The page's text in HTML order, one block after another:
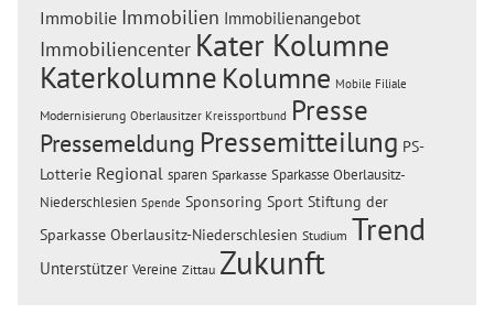
Immobilie Immobilien Immobilienangebot
Immobiliencenter Kater Kolumne
Katerkolumne Kolumne Mobile Filiale
Modernisierung Oberlausitzer Kreissportbund Presse
Pressemeldung Pressemitteilung PS-
Lotterie Regional sparen Sparkasse Sparkasse Oberlausitz-
Niederschlesien Spende Sponsoring Sport Stiftung der
Sparkasse Oberlausitz-Niederschlesien Studium Trend
Unterstützer Vereine Zittau Zukunft